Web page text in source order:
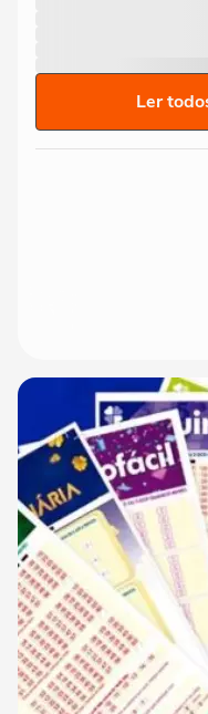
Ler